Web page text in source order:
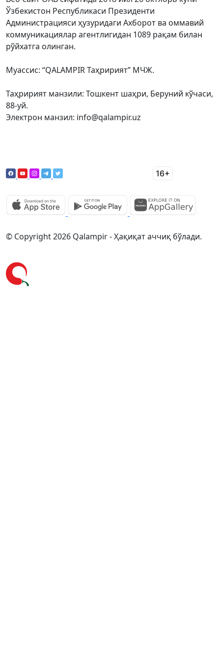
Ўзбекистон Республикаси Президенти
Администрацияси ҳузуридаги Ахборот ва оммавий
коммуникациялар агентлигидан 1089 рақам билан
рўйхатга олинган.
Муассис: “QALAMPIR Таҳририят” МЧЖ.
Таҳририят манзили: Тошкент шаҳри, Беруний кўчаси,
88-уй.
Электрон манзил: info@qalampir.uz
© Copyright 2026 Qalampir - Ҳақиқат аччиқ бўлади.